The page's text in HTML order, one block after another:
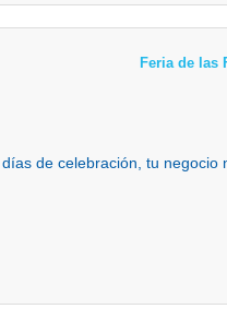
Feria de las
de celebración, tu